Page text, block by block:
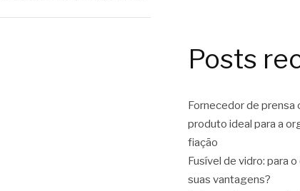
Posts
Fornecedor de prensa
produto ideal para a
fiação
Fusível de vidro: para
suas vantagens?